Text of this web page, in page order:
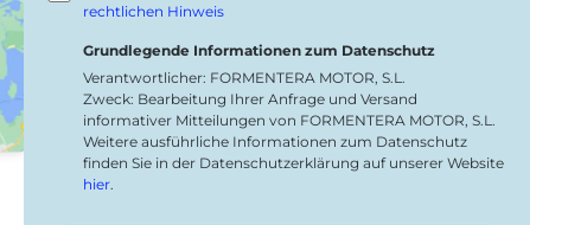
rechtlichen Hinweis
Grundlegende Informationen zum Datenschutz
Verantwortlicher: FORMENTERA MOTOR, S.L.
Zweck: Bearbeitung Ihrer Anfrage und Versand
informativer Mitteilungen von FORMENTERA MOTOR, S.L.
Weitere ausführliche Informationen zum Datenschutz
finden Sie in der Datenschutzerklärung auf unserer Website
hier